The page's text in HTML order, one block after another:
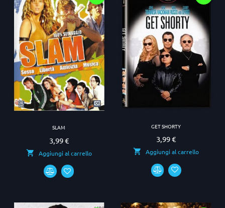
SLAM
Prezzo
3,99 €
Aggiungi al carrello
GET SHORTY
Prezzo
3,99 €
Aggiungi al carrello